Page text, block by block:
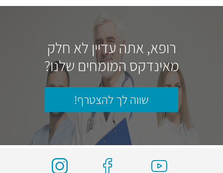
רופא, אתה עדיין לא חלק
מאינדקס המומחים שלנו?
שווה לך להצטרף!